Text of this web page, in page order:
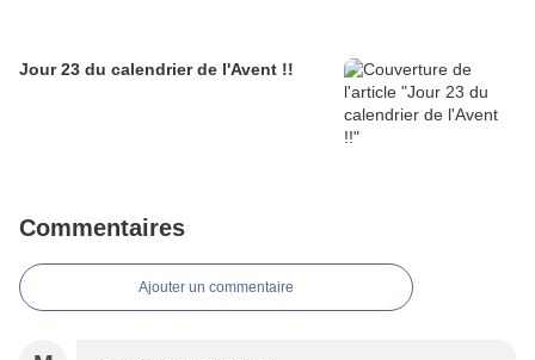
Jour 23 du calendrier de l'Avent !!
Commentaires
Ajouter un commentaire